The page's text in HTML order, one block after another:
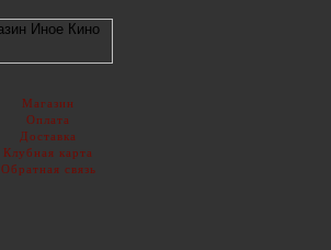
Магазин
Оплата
Доставка
Клубная карта
Обратная связь